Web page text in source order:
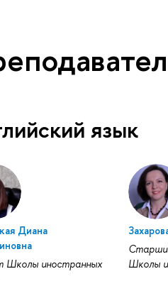
язык
Диана
Школы иностранных
Школы